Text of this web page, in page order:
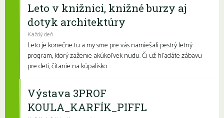
Leto v knižnici, knižné burzy aj
dotyk architektúry
Každý deň
Leto je konečne tu a my sme pre vás namiešali pestrý letný
program, ktorý zaženie akúkoľvek nudu. Či už hľadáte zábavu
pre deti, čítanie na kúpalisko ...
Výstava 3PROF
KOULA_KARFÍK_PIFFL